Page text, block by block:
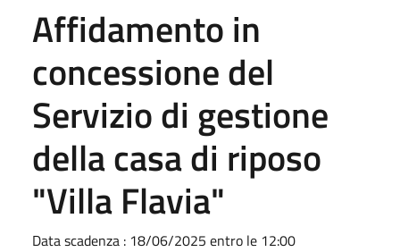
Affidamento in
concessione del
Servizio di gestione
della casa di riposo
"Villa Flavia"
Data scadenza : 18/06/2025 entro le 12:00